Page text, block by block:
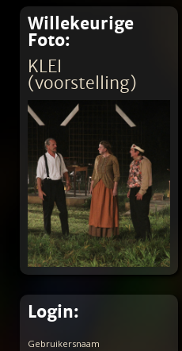
Willekeurige
Foto:
KLEI
(voorstelling)
Login:
Gebruikersnaam